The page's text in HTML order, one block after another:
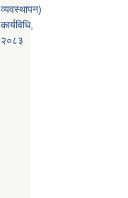
व्यवस्थापन)
कार्यविधि,
२०८३